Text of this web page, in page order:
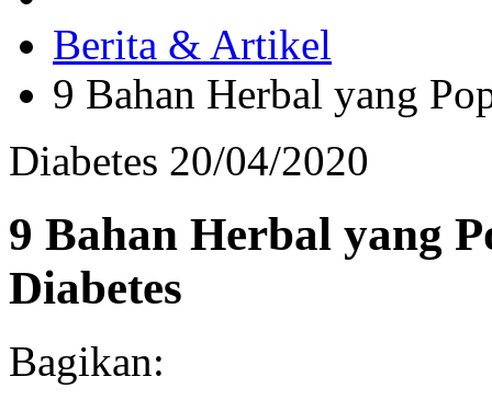
Berita & Artikel
9 Bahan Herbal yang
Diabetes 20/04/2020
9 Bahan Herbal yang
Diabetes
Bagikan: